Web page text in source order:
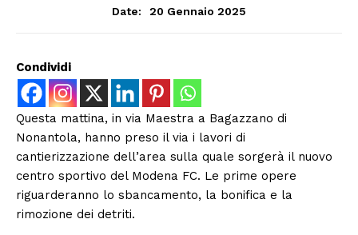
Date:
20 Gennaio 2025
Condividi
Questa mattina, in via Maestra a Bagazzano di
Nonantola, hanno preso il via i lavori di
cantierizzazione dell’area sulla quale sorgerà il nuovo
centro sportivo del Modena FC. Le prime opere
riguarderanno lo sbancamento, la bonifica e la
rimozione dei detriti.